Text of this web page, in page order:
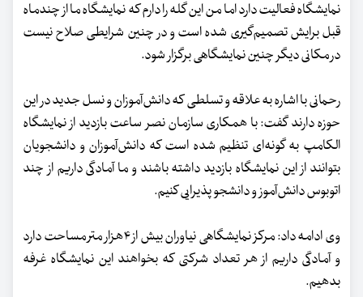
نمایشگاه فعالیت دارد اما من این گله را دارم که نمایشگاه ما از چندماه
قبل برایش تصمیم‌گیری شده است و در چنین شرایطی صلاح نیست
در مکانی دیگر چنین نمایشگاهی برگزار شود.
رحمانی با اشاره به علاقه و تسلطی که دانش‌آموزان و نسل جدید در این
حوزه دارند گفت: با همکاری سازمان نصر ساعت بازدید از نمایشگاه‌
الکامپ به گونه‌ای تنظیم شده است که دانش‌آموزان و دانشجویان
بتوانند از این نمایشگاه بازدید داشته باشند و ما آمادگی داریم از چند
اتوبوس دانش‌آموز و دانشجو پذیرایی کنیم.
وی ادامه داد: مرکز نمایشگاهی نیاوران بیش از ۴هزار متر مساحت دارد
و آمادگی داریم از هر تعداد شرکتی که بخواهند این نمایشگاه غرفه
بدهیم.